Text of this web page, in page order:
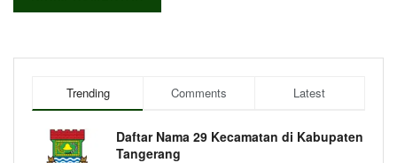
Trending Comments Latest
Daftar Nama 29 Kecamatan di Kabupaten
Tangerang